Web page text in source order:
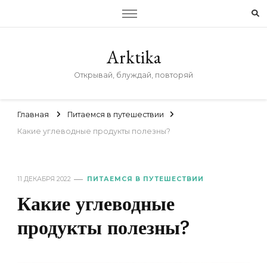
Arktika
Открывай, блуждай, повторяй
Главная
Питаемся в путешествии
Какие углеводные продукты полезны?
11 ДЕКАБРЯ 2022 ПИТАЕМСЯ В ПУТЕШЕСТВИИ
Какие углеводные
продукты полезны?